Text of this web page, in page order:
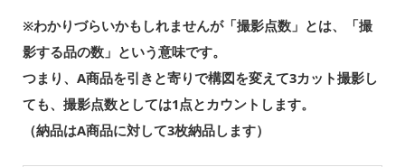
※わかりづらいかもしれませんが「撮影点数」とは、「撮
影する品の数」という意味です。
つまり、A商品を引きと寄りで構図を変えて3カット撮影し
ても、撮影点数としては1点とカウントします。
（納品はA商品に対して3枚納品します）